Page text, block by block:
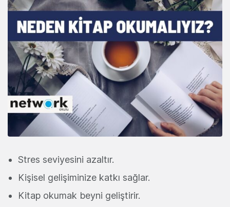
Stres seviyesini azaltır.
Kişisel gelişiminize katkı sağlar.
Kitap okumak beyni geliştirir.